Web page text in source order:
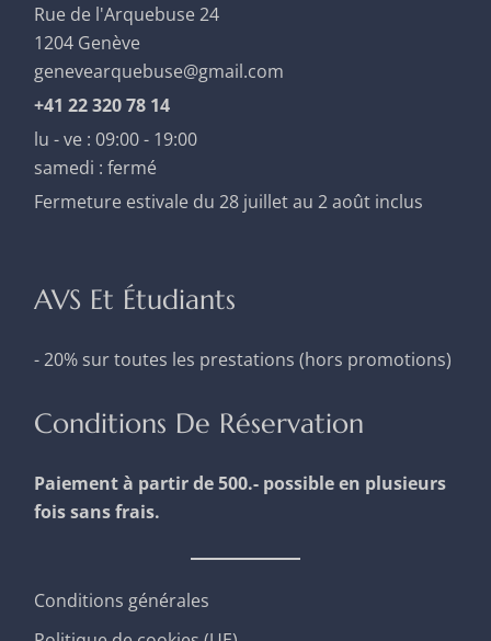
Rue de l'Arquebuse 24
1204 Genève
genevearquebuse@gmail.com
+41 22 320 78 14
lu - ve : 09:00 - 19:00
samedi : fermé
Fermeture estivale du 28 juillet au 2 août inclus
AVS Et Étudiants
- 20% sur toutes les prestations (hors promotions)
Conditions De Réservation
Paiement à partir de 500.- possible en plusieurs
fois sans frais.
Conditions générales